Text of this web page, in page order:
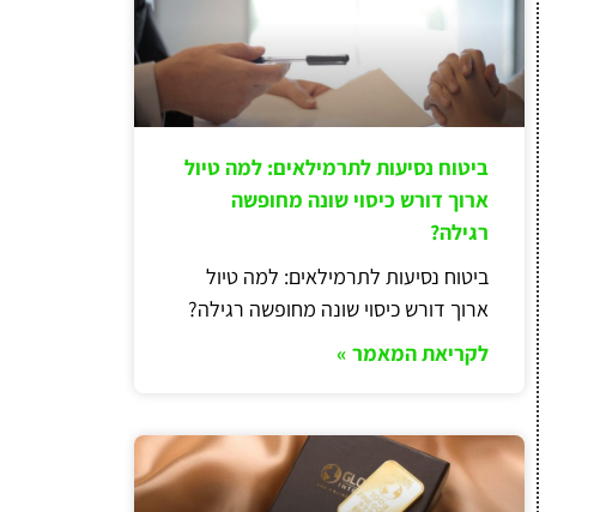
ביטוח נסיעות לתרמילאים: למה טיול
ארוך דורש כיסוי שונה מחופשה
רגילה?
ביטוח נסיעות לתרמילאים: למה טיול
ארוך דורש כיסוי שונה מחופשה רגילה?
לקריאת המאמר »